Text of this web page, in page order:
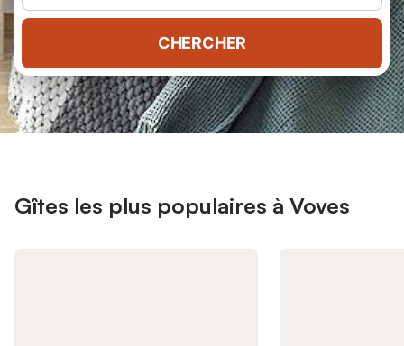
CHERCHER
Gîtes les plus populaires à Voves